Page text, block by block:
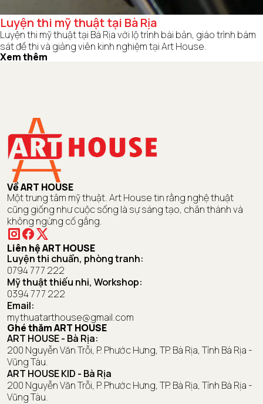
Luyện thi mỹ thuật tại Bà Rịa
Luyện thi mỹ thuật tại Bà Rịa với lộ trình bài bản, giáo trình bám
sát đề thi và giảng viên kinh nghiệm tại Art House.
Xem thêm
Về ART HOUSE
Một trung tâm mỹ thuật. Art House tin rằng nghệ thuật
cũng giống như cuộc sống là sự sáng tạo, chân thành và
không ngừng cố gắng.
Liên hệ ART HOUSE
Luyện thi chuẩn, phòng tranh:
0794 777 222
Mỹ thuật thiếu nhi, Workshop:
0394 777 222
Email:
mythuatarthouse@gmail.com
Ghé thăm ART HOUSE
ART HOUSE - Bà Rịa:
200 Nguyễn Văn Trỗi, P. Phước Hưng, TP. Bà Rịa, Tỉnh Bà Rịa -
Vũng Tàu.
ART HOUSE KID - Bà Rịa
200 Nguyễn Văn Trỗi, P. Phước Hưng, TP. Bà Rịa, Tỉnh Bà Rịa -
Vũng Tàu.